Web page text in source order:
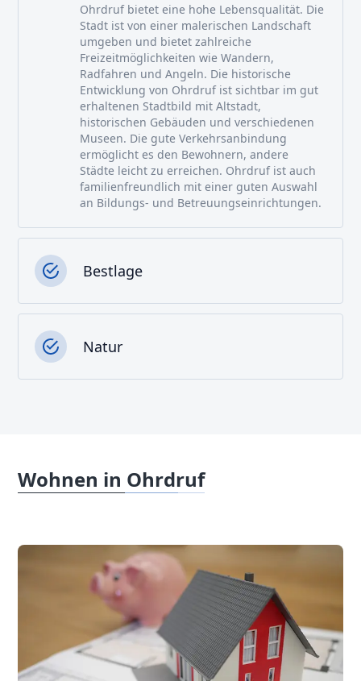
Ohrdruf bietet eine hohe Lebensqualität. Die
Stadt ist von einer malerischen Landschaft
umgeben und bietet zahlreiche
Freizeitmöglichkeiten wie Wandern,
Radfahren und Angeln. Die historische
Entwicklung von Ohrdruf ist sichtbar im gut
erhaltenen Stadtbild mit Altstadt,
historischen Gebäuden und verschiedenen
Museen. Die gute Verkehrsanbindung
ermöglicht es den Bewohnern, andere
Städte leicht zu erreichen. Ohrdruf ist auch
familienfreundlich mit einer guten Auswahl
an Bildungs- und Betreuungseinrichtungen.
Bestlage
Natur
Wohnen in Ohrdruf